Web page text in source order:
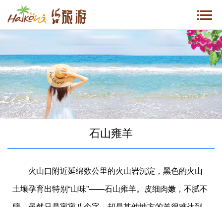
石山雍羊
火山口附近延绵数公里的火山岩沉淀，黑色的火山
土壤孕育出特别“山味”——石山雍羊。皮细肉嫩，不腻不